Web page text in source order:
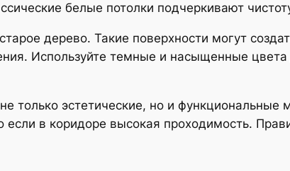
белые потолки подчеркивают
дерево. Такие поверхности могут
Используйте темные и насыщенные цвета
только эстетические, но и функциональные
если в коридоре высокая проходимость.